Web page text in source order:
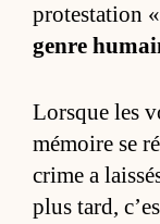
pro­tes­ta­tion «
genre
Lorsque les
mé­moire se
crime a
plus tard,